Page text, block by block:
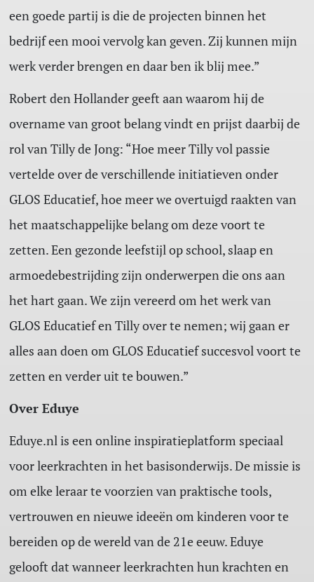
een goede partij is die de projecten binnen het
bedrijf een mooi vervolg kan geven. Zij kunnen mijn
werk verder brengen en daar ben ik blij mee.”
Robert den Hollander geeft aan waarom hij de
overname van groot belang vindt en prijst daarbij de
rol van Tilly de Jong: “Hoe meer Tilly vol passie
vertelde over de verschillende initiatieven onder
GLOS Educatief, hoe meer we overtuigd raakten van
het maatschappelijke belang om deze voort te
zetten. Een gezonde leefstijl op school, slaap en
armoedebestrijding zijn onderwerpen die ons aan
het hart gaan. We zijn vereerd om het werk van
GLOS Educatief en Tilly over te nemen; wij gaan er
alles aan doen om GLOS Educatief succesvol voort te
zetten en verder uit te bouwen.”
Over Eduye
Eduye.nl is een online inspiratieplatform speciaal
voor leerkrachten in het basisonderwijs. De missie is
om elke leraar te voorzien van praktische tools,
vertrouwen en nieuwe ideeën om kinderen voor te
bereiden op de wereld van de 21e eeuw. Eduye
gelooft dat wanneer leerkrachten hun krachten en